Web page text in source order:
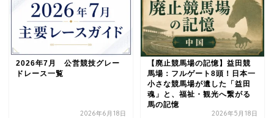
2026年7月 公営競技グレー
ドレース一覧
2026年6月18日
【廃止競馬場の記憶】益田競
馬場：フルゲート8頭！日本一
小さな競馬場が遺した「益田
魂」と、福祉・観光へ繋がる
馬の記憶
2026年5月18日